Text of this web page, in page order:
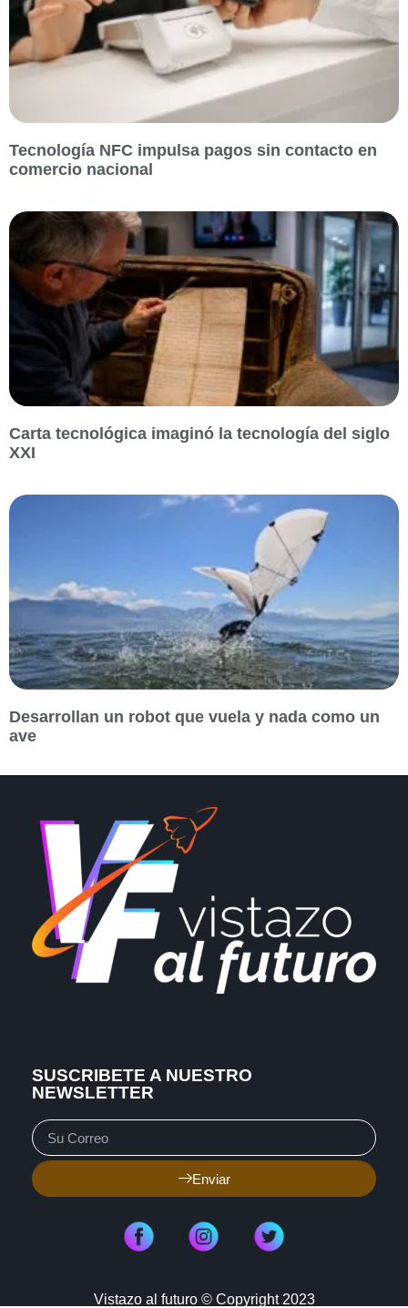
Tecnología NFC impulsa pagos sin contacto en
comercio nacional
Carta tecnológica imaginó la tecnología del siglo
XXI
Desarrollan un robot que vuela y nada como un
ave
SUSCRIBETE A NUESTRO
NEWSLETTER
Enviar
Vistazo al futuro © Copyright 2023